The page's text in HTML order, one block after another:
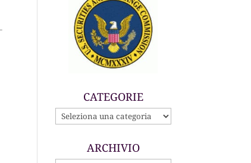
CATEGORIE
CATEGORIE
ARCHIVIO